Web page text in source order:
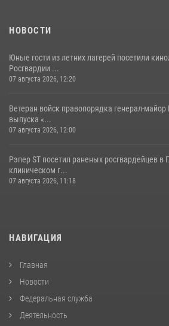
НОВОСТИ
Юные гости из летних лагерей посетили
Росгвардии ...
07 августа 2026, 12:20
Ветеран войск правопорядка генерал-
выпуска «...
07 августа 2026, 12:00
Рэпер ST посетил раненых росгвардейцев в
клиническом г...
07 августа 2026, 11:18
НАВИГАЦИЯ
Главная
Новости
Федеральная служба
Деятельность